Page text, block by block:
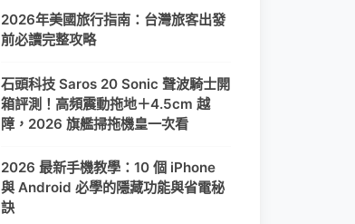
2026年美國旅行指南：台灣旅客出發
前必讀完整攻略
石頭科技 Saros 20 Sonic 聲波騎士開
箱評測！高頻震動拖地＋4.5cm 越
障，2026 旗艦掃拖機皇一次看
2026 最新手機教學：10 個 iPhone
與 Android 必學的隱藏功能與省電秘
訣